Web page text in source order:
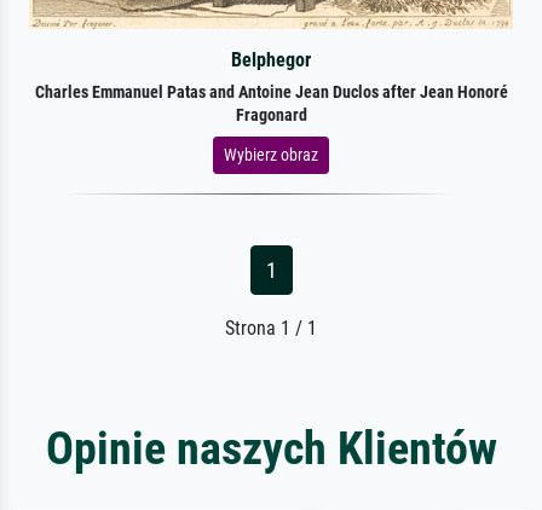
Belphegor
Charles Emmanuel Patas and Antoine Jean Duclos after Jean Honoré
Fragonard
Wybierz obraz
1
Strona 1 / 1
Opinie naszych Klientów